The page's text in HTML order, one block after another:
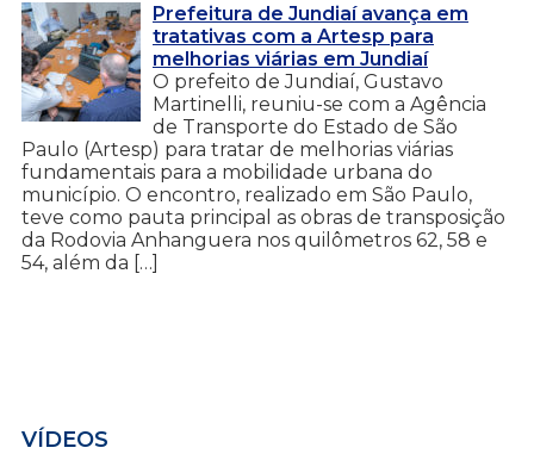
Prefeitura de Jundiaí avança em
tratativas com a Artesp para
melhorias viárias em Jundiaí
O prefeito de Jundiaí, Gustavo
Martinelli, reuniu-se com a Agência
de Transporte do Estado de São
Paulo (Artesp) para tratar de melhorias viárias
fundamentais para a mobilidade urbana do
município. O encontro, realizado em São Paulo,
teve como pauta principal as obras de transposição
da Rodovia Anhanguera nos quilômetros 62, 58 e
54, além da […]
VÍDEOS